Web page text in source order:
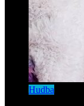
Hudba